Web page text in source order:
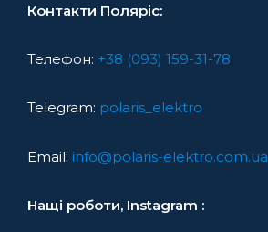
Контакти Поляріс:
Телефон: +38 (093) 159-31-78
Telegram: polaris_elektro
Email: info@polaris-elektro.com.ua
Нащі роботи, Instagram :